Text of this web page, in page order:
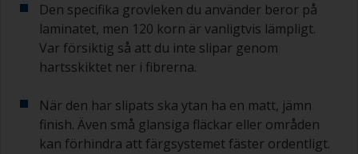
Den specifika grovleken du använder beror på
laminatet, men 120 korn är vanligtvis lämpligt.
Var försiktig så att du inte slipar genom
hartsskiktet ner i fibrerna.
När den har slipats ska ytan ha en matt, jämn
finish. Även små glansiga fläckar eller områden
kan förhindra att färgsystemet fäster ordentligt.